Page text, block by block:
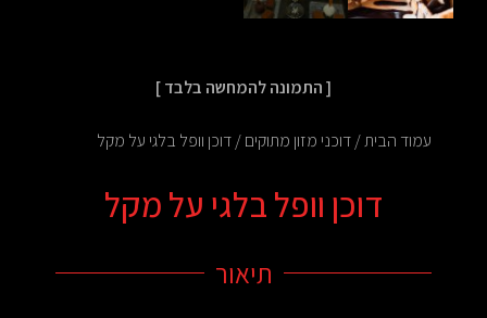
[ התמונה להמחשה בלבד ]
עמוד הבית/דוכני מזון מתוקים/ דוכן וופל בלגי על מקל
דוכן וופל בלגי על מקל
תיאור